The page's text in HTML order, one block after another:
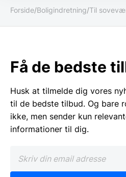
Forside/Boligindretning/Til
Få de bedste
Husk at tilmelde dig vores
til de bedste tilbud. Og bare
ikke, men sender kun
informationer til dig.